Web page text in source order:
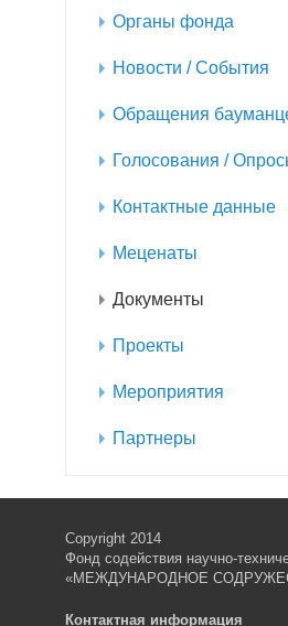
Органы фонда
Новости / События
Обращения
Голосования /
Контактные данные
Меценаты
Документы
Проекты
Мероприятия
Партнеры
Copyright 2014
Фонд содействия научно-
«МЕЖДУНАРОДНОЕ
Контактная информация